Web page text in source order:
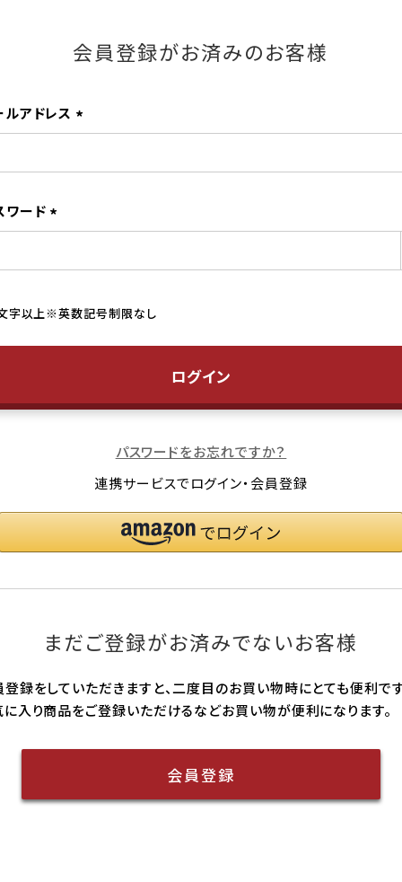
会員登録がお済みのお客様
ルアドレス
ワード
ログイン
パスワードをお忘れですか？
連携サービスでログイン・会員登録
まだご登録がお済みでないお客様
録をしていただきますと、二度目のお買い物時にとても便利です
入り商品をご登録いただけるなどお買い物が便利になります。
会員登録